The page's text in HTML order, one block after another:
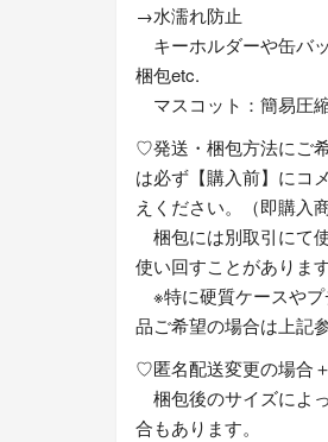
→水濡れ防止
キーホルダーや缶バ
梱包etc.
マスコット：簡易圧
♡発送・梱包方法にご
は必ず【購入前】にコ
えください。（即購入
梱包には別取引にて
使い回すことがあります
※特に硬質ケースや
品ご希望の場合は上記
♡匿名配送変更の場合
梱包後のサイズによ
合もあります。